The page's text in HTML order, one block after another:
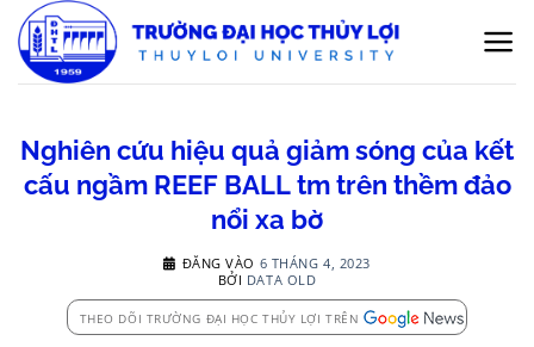
qua
nội
Nghiên cứu hiệu quả giảm sóng của kết
cấu ngầm REEF BALL tm trên thềm đảo
nổi xa bờ
ĐĂNG VÀO 6 THÁNG 4, 2023
BỞI DATA OLD
THEO DÕI TRƯỜNG ĐẠI HỌC THỦY LỢI TRÊN